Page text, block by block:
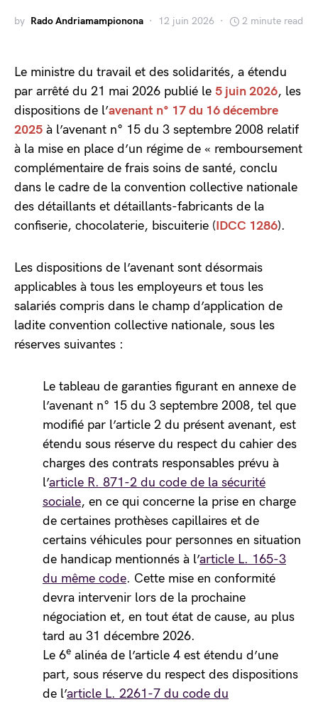
by Rado Andriamampionona 12 juin 2026 2 minute read
Le ministre du travail et des solidarités, a étendu
par arrêté du 21 mai 2026 publié le 5 juin 2026, les
dispositions de l’avenant n° 17 du 16 décembre
2025 à l’avenant n° 15 du 3 septembre 2008 relatif
à la mise en place d’un régime de « remboursement
complémentaire de frais soins de santé, conclu
dans le cadre de la convention collective nationale
des détaillants et détaillants-fabricants de la
confiserie, chocolaterie, biscuiterie (IDCC 1286).
Les dispositions de l’avenant sont désormais
applicables à tous les employeurs et tous les
salariés compris dans le champ d’application de
ladite convention collective nationale, sous les
réserves suivantes :
Le tableau de garanties figurant en annexe de
l’avenant n° 15 du 3 septembre 2008, tel que
modifié par l’article 2 du présent avenant, est
étendu sous réserve du respect du cahier des
charges des contrats responsables prévu à
l’article R. 871-2 du code de la sécurité
sociale, en ce qui concerne la prise en charge
de certaines prothèses capillaires et de
certains véhicules pour personnes en situation
de handicap mentionnés à l’article L. 165-3
du même code. Cette mise en conformité
devra intervenir lors de la prochaine
négociation et, en tout état de cause, au plus
tard au 31 décembre 2026.
Le 6e alinéa de l’article 4 est étendu d’une
part, sous réserve du respect des dispositions
de l’article L. 2261-7 du code du